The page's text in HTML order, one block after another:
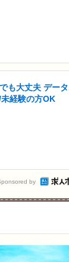
も大丈夫 デー
経験の方OK
by